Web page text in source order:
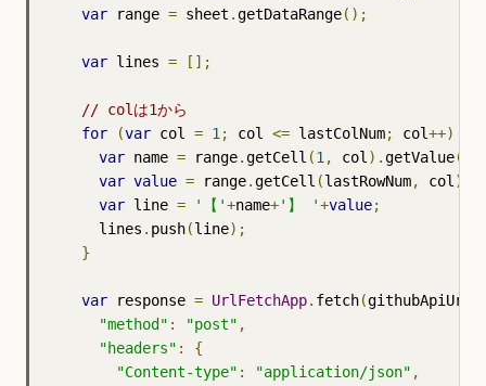
var range = sheet .getDataRange();
var lines = [];
// colは1から
for
(var col = 1 ; col <= lastColNum; col++)
var name = range.getCell (1 , col ).getValue();
var value = range.getCell (lastRowNum, col ).
var line = '【'+name+'】 '+value;
      lines
. push(line);
}
var response = UrlFetchApp. fetch(githubApiUrl
"method" : "post" ,
"headers" :
{
"Content-type" : "application/json" ,